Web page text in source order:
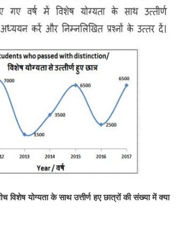
योग्यता के साथ उत्तीर्ण हए छात्रों की संख्या में क्या